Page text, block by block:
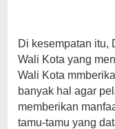
Di kesempatan itu,
Wali Kota yang
Wali Kota
banyak hal agar
memberikan
tamu-tamu yang